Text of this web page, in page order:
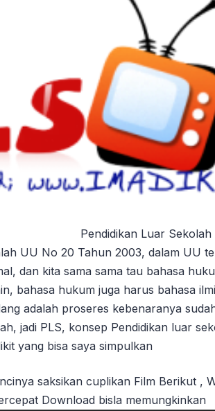
Pendidikan Luar
UU No 20 Tahun 2003, dalam UU
dan kita sama sama tau bahasa
bahasa hukum juga harus bahasa
adalah proseres kebenaranya
jadi PLS, konsep Pendidikan luar
yang bisa saya simpulkan
saksikan cuplikan Film Berikut ,
Download bisla memungkinkan